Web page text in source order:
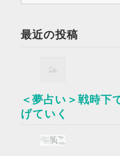
最近の投稿
＜夢占い＞戦時下
げていく